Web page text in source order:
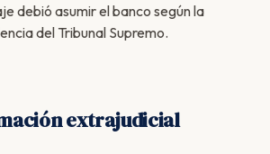
debió asumir el banco según la
del Tribunal Supremo.
extrajudicial